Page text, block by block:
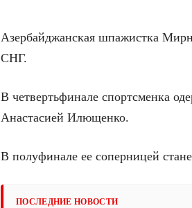
Азербайджанская шпажистка
СНГ.
В четвертьфинале спортсменка
Анастасией Илющенко.
В полуфинале ее соперницей
ПОСЛЕДНИЕ НОВОСТИ